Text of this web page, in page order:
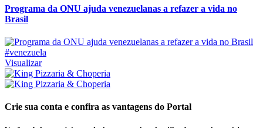
Programa da ONU ajuda venezuelanas a refazer a vida no
Brasil
#venezuela
Visualizar
Crie sua conta e confira as vantagens do Portal